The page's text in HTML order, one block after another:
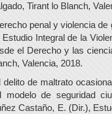
Tirant lo Blanch,
penal y violencia
Estudio Integral de la
el Derecho y las
Valencia, 2018.
delito de maltrato
modelo de seguridad
Castaño, E. (Dir.),